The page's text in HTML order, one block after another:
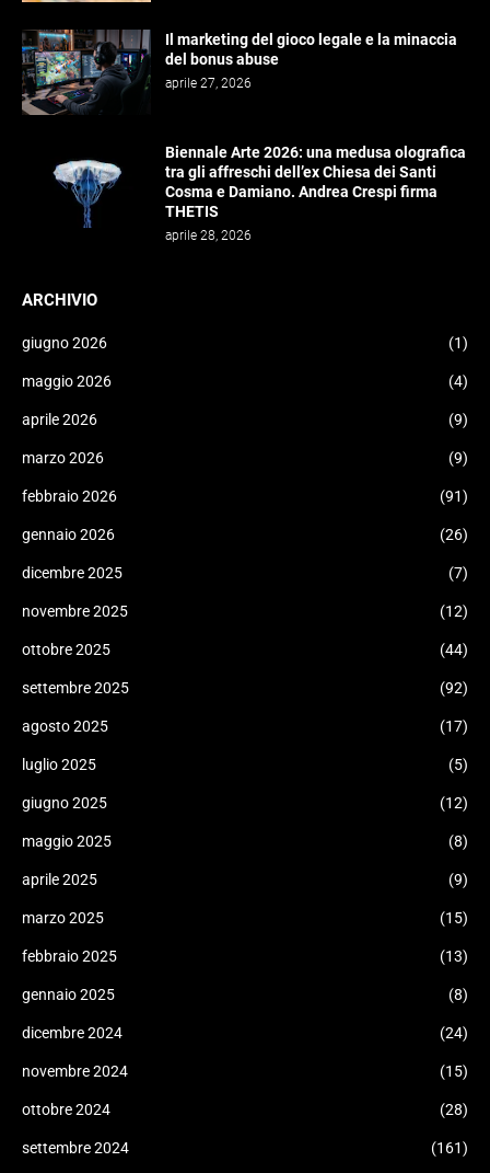
Il marketing del gioco legale e la minaccia
del bonus abuse
aprile 27, 2026
Biennale Arte 2026: una medusa olografica
tra gli affreschi dell’ex Chiesa dei Santi
Cosma e Damiano. Andrea Crespi firma
THETIS
aprile 28, 2026
ARCHIVIO
giugno 2026 (1)
maggio 2026 (4)
aprile 2026 (9)
marzo 2026 (9)
febbraio 2026 (91)
gennaio 2026 (26)
dicembre 2025 (7)
novembre 2025 (12)
ottobre 2025 (44)
settembre 2025 (92)
agosto 2025 (17)
luglio 2025 (5)
giugno 2025 (12)
maggio 2025 (8)
aprile 2025 (9)
marzo 2025 (15)
febbraio 2025 (13)
gennaio 2025 (8)
dicembre 2024 (24)
novembre 2024 (15)
ottobre 2024 (28)
settembre 2024 (161)